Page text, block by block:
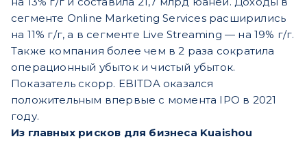
сегменте Online Marketing Services расширились
на 11% г/г, а в сегменте Live Streaming — на 19% г/г.
Также компания более чем в 2 раза сократила
операционный убыток и чистый убыток.
Показатель скорр. EBITDA оказался
положительным впервые с момента IPO в 2021
году.
Из главных рисков для бизнеса Kuaishou